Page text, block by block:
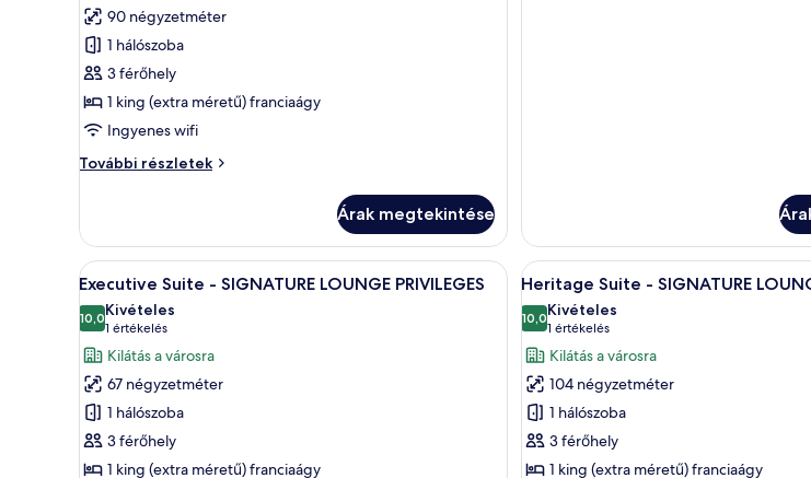
90 négyzetméter
1 hálószoba
3 férőhely
1 king (extra méretű) franciaágy
Ingyenes wifi
További részletek
Opera
SIGNATURE
LOUNGE
PRIVILEGES
további
részletei
Árak megtekintése
A
következő
szoba
összes
képének
megtekintése:
Executive
Suite
Egy modern fürőszoba két mosdókagylóval, egy nagy tükörrel és
1
Executive Suite - SIGNATURE LOUNGE PRIVILEGES
10,010-ből 10,0
Kivételes
1 értékelés
(1
értékelés)
Kilátás a városra
67 négyzetméter
1 hálószoba
3 férőhely
1 king (extra méretű) franciaágy
A
következő
szoba
összes
képének
megtekintése:
Heritage
Suite
Egy
3
Heritage Suite - SIGNATURE
10,010-ből 10,0
Kivételes
1 értékelés
(1
értékelés)
Kilátás a városra
104 négyzetméter
1 hálószoba
3 férőhely
1 king (extra méretű) franciaágy